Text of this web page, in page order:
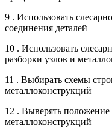
9 . Использовать
соединения деталей
10 . Использовать
разборки узлов и
11 . Выбирать схемы
металлоконструкций
12 . Выверять
металлоконструкций